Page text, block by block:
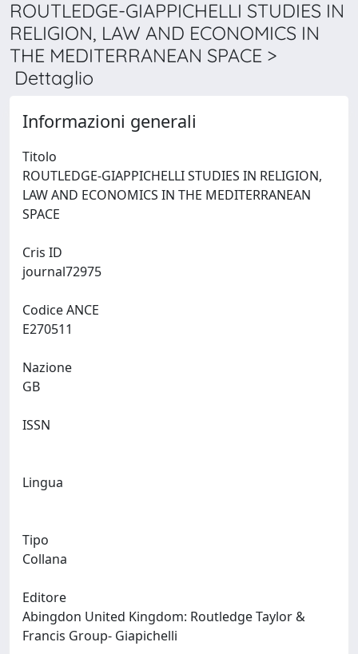
ROUTLEDGE-GIAPPICHELLI STUDIES IN
RELIGION, LAW AND ECONOMICS IN
THE MEDITERRANEAN SPACE >
Dettaglio
Informazioni generali
Titolo
ROUTLEDGE-GIAPPICHELLI STUDIES IN RELIGION,
LAW AND ECONOMICS IN THE MEDITERRANEAN
Cris ID
Codice ANCE
Nazione
ISSN
Lingua
Tipo
Collana
Editore
Abingdon United Kingdom: Routledge Taylor &